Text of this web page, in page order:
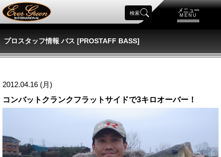
メニュー
MENU
検索
プロスタッフ情報 バス [PROSTAFF BASS]
2012.04.16 (月)
コンバットクランクフラットサイドで3キロオーバー！